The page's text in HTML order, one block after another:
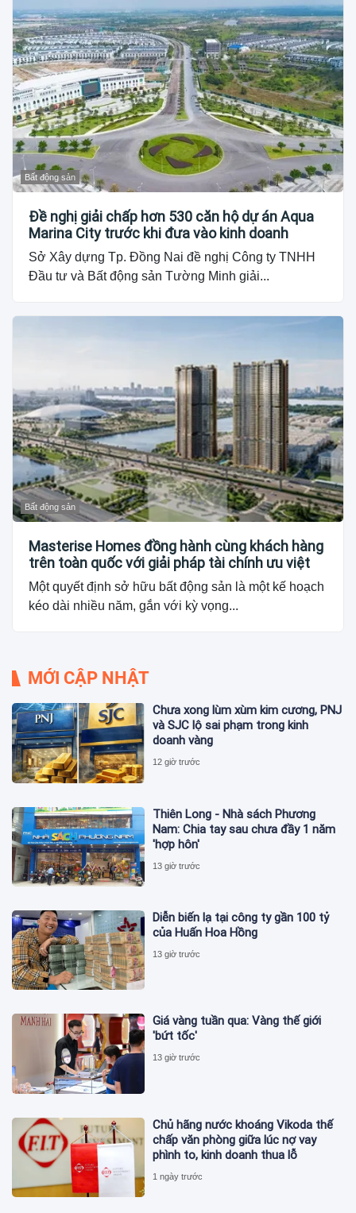
Bất động sản
Đề nghị giải chấp hơn 530 căn hộ dự án Aqua
Marina City trước khi đưa vào kinh doanh
Sở Xây dựng Tp. Đồng Nai đề nghị Công ty TNHH
Đầu tư và Bất động sản Tường Minh giải...
Bất động sản
Masterise Homes đồng hành cùng khách hàng
trên toàn quốc với giải pháp tài chính ưu việt
Một quyết định sở hữu bất động sản là một kế hoạch
kéo dài nhiều năm, gắn với kỳ vọng...
MỚI CẬP NHẬT
Chưa xong lùm xùm kim cương, PNJ
và SJC lộ sai phạm trong kinh
doanh vàng
12 giờ trước
Thiên Long - Nhà sách Phương
Nam: Chia tay sau chưa đầy 1 năm
'hợp hôn'
13 giờ trước
Diễn biến lạ tại công ty gần 100 tỷ
của Huấn Hoa Hồng
13 giờ trước
Giá vàng tuần qua: Vàng thế giới
'bứt tốc'
13 giờ trước
Chủ hãng nước khoáng Vikoda thế
chấp văn phòng giữa lúc nợ vay
phình to, kinh doanh thua lỗ
1 ngày trước